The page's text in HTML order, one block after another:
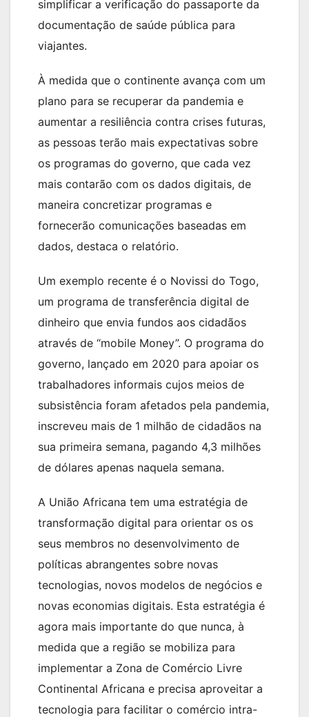
simplificar a verificação do passaporte da
documentação de saúde pública para
viajantes.
À medida que o continente avança com um
plano para se recuperar da pandemia e
aumentar a resiliência contra crises futuras,
as pessoas terão mais expectativas sobre
os programas do governo, que cada vez
mais contarão com os dados digitais, de
maneira concretizar programas e
fornecerão comunicações baseadas em
dados, destaca o relatório.
Um exemplo recente é o Novissi do Togo,
um programa de transferência digital de
dinheiro que envia fundos aos cidadãos
através de “mobile Money”. O programa do
governo, lançado em 2020 para apoiar os
trabalhadores informais cujos meios de
subsistência foram afetados pela pandemia,
inscreveu mais de 1 milhão de cidadãos na
sua primeira semana, pagando 4,3 milhões
de dólares apenas naquela semana.
A União Africana tem uma estratégia de
transformação digital para orientar os os
seus membros no desenvolvimento de
políticas abrangentes sobre novas
tecnologias, novos modelos de negócios e
novas economias digitais. Esta estratégia é
agora mais importante do que nunca, à
medida que a região se mobiliza para
implementar a Zona de Comércio Livre
Continental Africana e precisa aproveitar a
tecnologia para facilitar o comércio intra-